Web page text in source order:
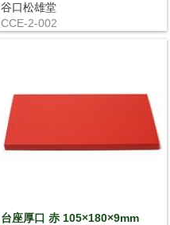
谷口松雄堂
CCE-2-002
台座厚口 赤 105×180×9mm